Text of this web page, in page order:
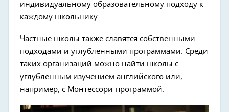
индивидуальному образовательному подходу к
каждому школьнику.
Частные школы также славятся собственными
подходами и углубленными программами. Среди
таких организаций можно найти школы с
углубленным изучением английского или,
например, с Монтессори-программой.